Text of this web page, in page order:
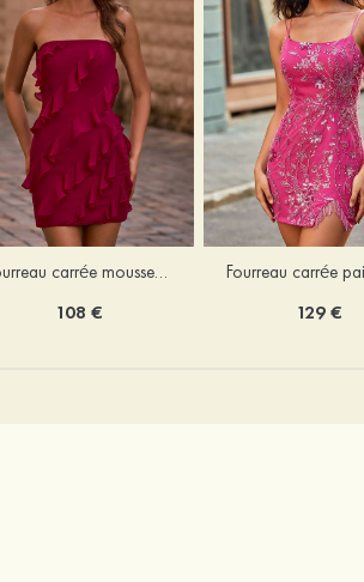
Fourreau carrée mousseline courte/mini robe de fête de la rentré avec volants
108 € 129 €